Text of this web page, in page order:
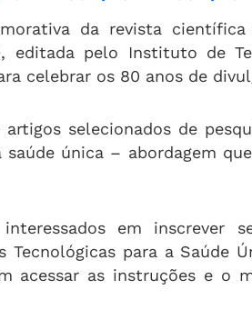
da revista
editada pelo Instituto de
celebrar os 80 anos de
selecionados de
única – abordagem
interessados em inscrever
Tecnológicas para a Saúde
acessar as instruções e o